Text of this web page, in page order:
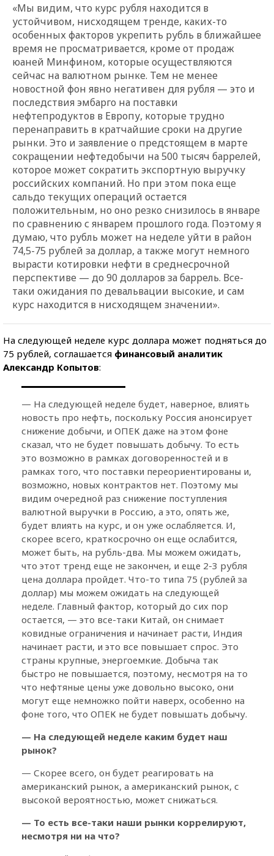
«Мы видим, что курс рубля находится в
устойчивом, нисходящем тренде, каких-то
особенных факторов укрепить рубль в ближайшее
время не просматривается, кроме от продаж
юаней Минфином, которые осуществляются
сейчас на валютном рынке. Тем не менее
новостной фон явно негативен для рубля — это и
последствия эмбарго на поставки
нефтепродуктов в Европу, которые трудно
перенаправить в кратчайшие сроки на другие
рынки. Это и заявление о предстоящем в марте
сокращении нефтедобычи на 500 тысяч баррелей,
которое может сократить экспортную выручку
российских компаний. Но при этом пока еще
сальдо текущих операций остается
положительным, но оно резко снизилось в январе
по сравнению с январем прошлого года. Поэтому я
думаю, что рубль может на неделе уйти в район
74,5-75 рублей за доллар, а также могут немного
вырасти котировки нефти в среднесрочной
перспективе — до 90 долларов за баррель. Все-
таки ожидания по девальвации высокие, и сам
курс находится в нисходящем значении».
На следующей неделе курс доллара может подняться до
75 рублей, соглашается финансовый аналитик
Александр Копытов:
— На следующей неделе будет, наверное, влиять
новость про нефть, поскольку Россия анонсирует
снижение добычи, и ОПЕК даже на этом фоне
сказал, что не будет повышать добычу. То есть
это возможно в рамках договоренностей и в
рамках того, что поставки переориентированы и,
возможно, новых контрактов нет. Поэтому мы
видим очередной раз снижение поступления
валютной выручки в Россию, а это, опять же,
будет влиять на курс, и он уже ослабляется. И,
скорее всего, краткосрочно он еще ослабится,
может быть, на рубль-два. Мы можем ожидать,
что этот тренд еще не закончен, и еще 2-3 рубля
цена доллара пройдет. Что-то типа 75 (рублей за
доллар) мы можем ожидать на следующей
неделе. Главный фактор, который до сих пор
остается, — это все-таки Китай, он снимает
ковидные ограничения и начинает расти, Индия
начинает расти, и это все повышает спрос. Это
страны крупные, энергоемкие. Добыча так
быстро не повышается, поэтому, несмотря на то
что нефтяные цены уже довольно высоко, они
могут еще немножко пойти наверх, особенно на
фоне того, что ОПЕК не будет повышать добычу.
— На следующей неделе каким будет наш
рынок?
— Скорее всего, он будет реагировать на
американский рынок, а американский рынок, с
высокой вероятностью, может снижаться.
— То есть все-таки наши рынки коррелируют,
несмотря ни на что?